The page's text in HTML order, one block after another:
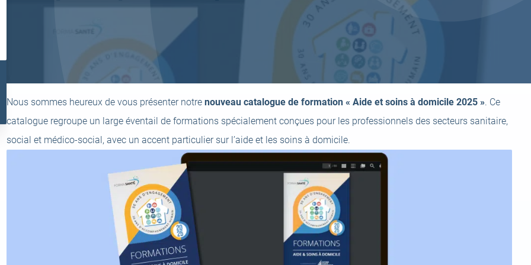
Nous sommes heureux de vous présenter notre nouveau catalogue de formation « Aide et soins à domicile 2025 ». Ce
catalogue regroupe un large éventail de formations spécialement conçues pour les professionnels des secteurs sanitaire,
social et médico-social, avec un accent particulier sur l’aide et les soins à domicile.